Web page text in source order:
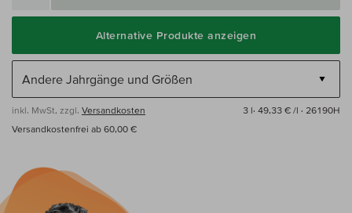
Alternative Produkte anzeigen
inkl. MwSt, zzgl. Versandkosten 3 l· 49,33 € /l · 26190H
Versandkostenfrei ab 60,00 €